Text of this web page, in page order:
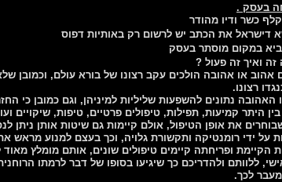
בעסק .
כשר ודיו מהודר
דישראל את הכתב יש לרשום רק באותיות דפוס
במקום מוסתר בעסק
ואיך זה פעול ?
או אהובה הולכים עקב רצונו של בורא עולם, וכמובן
רצונו.
נתונים להשפעות שליליות למיניהן, וגם כמובן כי
היתר קמיעות, תפילות, טיפולים פרטיים, טיפות, שיקויים
את אופן הטיפול, אולם קיימות גם שיטות אותן ניתן
על ידי רומנטיקה ותקשורת גלויה, וכך בעצם למנוע מראש
ופריחתה קיימים טיפולים שונים, אותם מומלץ מאוד
ללוותם ולהדריכם כך שיגיעו בסופו של דבר לרמתו
לכך.